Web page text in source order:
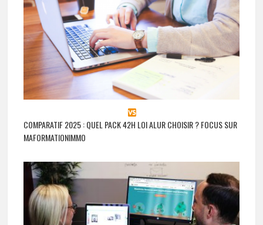
COMPARATIF 2025 : QUEL PACK 42H LOI ALUR CHOISIR ? FOCUS SUR
MAFORMATIONIMMO